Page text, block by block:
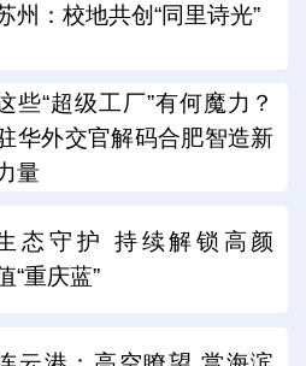
州：校地共创“同里诗光”
些“超级工厂”有何魔力？
华外交官解码合肥智造新
量
态守护 持续解锁高颜
“重庆蓝”